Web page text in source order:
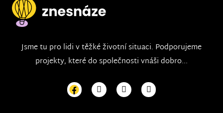
Jsme tu pro lidi v těžké životní situaci. Podporujeme
projekty, které do společnosti vnáši dobro...